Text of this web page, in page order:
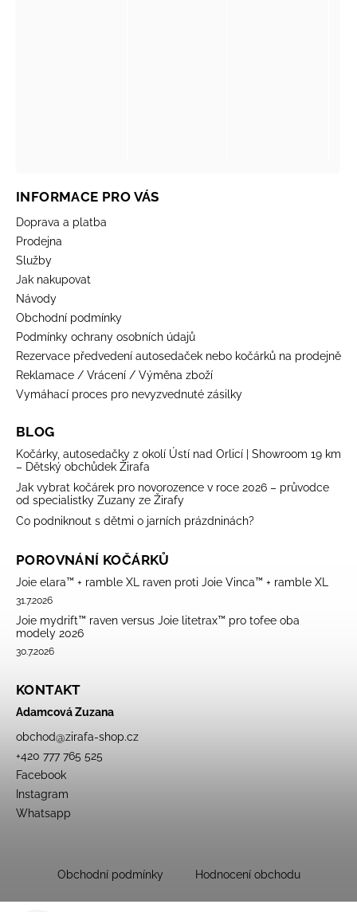
INFORMACE PRO VÁS
Doprava a platba
Prodejna
Služby
Jak nakupovat
Návody
Obchodní podmínky
Podmínky ochrany osobních údajů
Rezervace předvedení autosedaček nebo kočárků na prodejně
Reklamace / Vrácení / Výměna zboží
Vymáhací proces pro nevyzvednuté zásilky
BLOG
Kočárky, autosedačky z okolí Ústí nad Orlicí | Showroom 19 km
– Dětský obchůdek Žirafa
Jak vybrat kočárek pro novorozence v roce 2026 – průvodce
od specialistky Zuzany ze Žirafy
Co podniknout s dětmi o jarních prázdninách?
POROVNÁNÍ KOČÁRKŮ
Joie elara™ + ramble XL raven proti Joie Vinca™ + ramble XL
31.7.2026
Joie mydrift™ raven versus Joie litetrax™ pro tofee oba
modely 2026
30.7.2026
KONTAKT
Adamcová Zuzana
obchod@zirafa-shop.cz
+420 777 765 525
Facebook
Instagram
Whatsapp
Obchodní podmínky Hodnocení obchodu